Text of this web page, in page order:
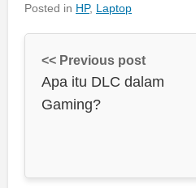
Posted in HP, Laptop
<< Previous post
Apa itu DLC dalam
Gaming?